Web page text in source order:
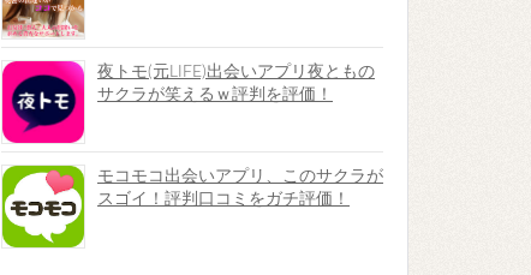
夜トモ(元LIFE)出会いアプリ夜ともの
サクラが笑えるｗ評判を評価！
モコモコ出会いアプリ、このサクラが
スゴイ！評判口コミをガチ評価！